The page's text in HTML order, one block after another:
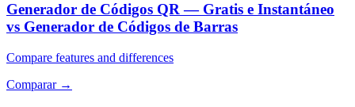
Generador de Códigos QR — Gratis e Instantáneo
vs Generador de Códigos de Barras
Compare features and differences
Comparar→